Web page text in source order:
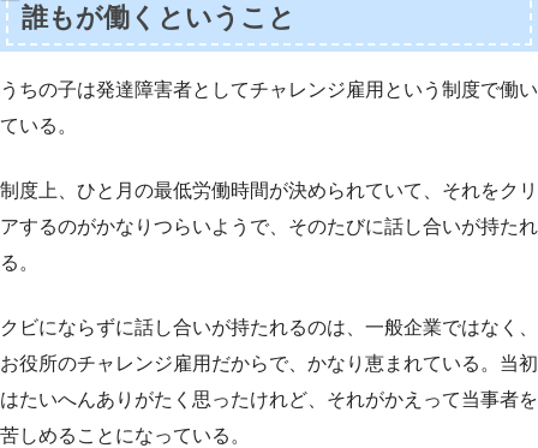
誰もが働くということ
うちの子は発達障害者としてチャレンジ雇用という制度で働い
ている。
制度上、ひと月の最低労働時間が決められていて、それをクリ
アするのがかなりつらいようで、そのたびに話し合いが持たれ
る。
クビにならずに話し合いが持たれるのは、一般企業ではなく、
お役所のチャレンジ雇用だからで、かなり恵まれている。当初
はたいへんありがたく思ったけれど、それがかえって当事者を
苦しめることになっている。